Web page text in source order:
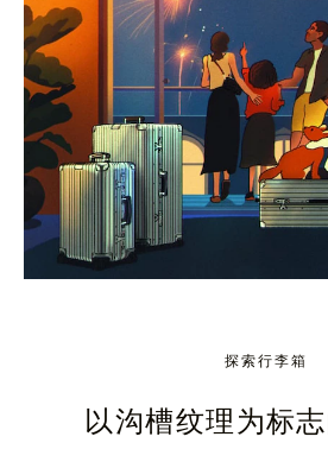
静
探索行李箱
以沟槽纹理为标